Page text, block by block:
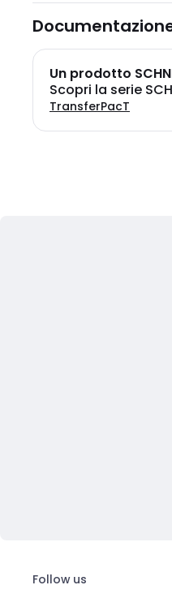
Un prodotto
Scopri la serie
TransferPacT
Follow us